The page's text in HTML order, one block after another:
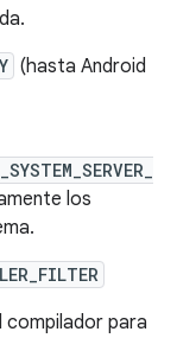
(hasta Android
los
para